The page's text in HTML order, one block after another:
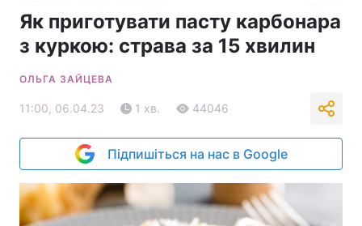
Як приготувати пасту карбонара
з куркою: страва за 15 хвилин
ОЛЬГА ЗАЙЦЕВА
11:00, 06.04.23 1 хв. 44046
Підпишіться на нас в Google